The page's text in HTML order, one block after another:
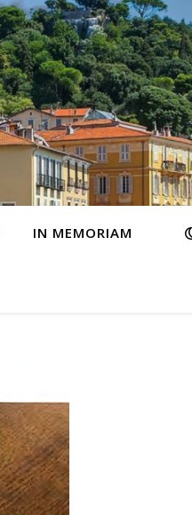
IN MEMORIAM